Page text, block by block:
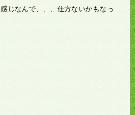
じなんで、、、仕方ないかもなっ